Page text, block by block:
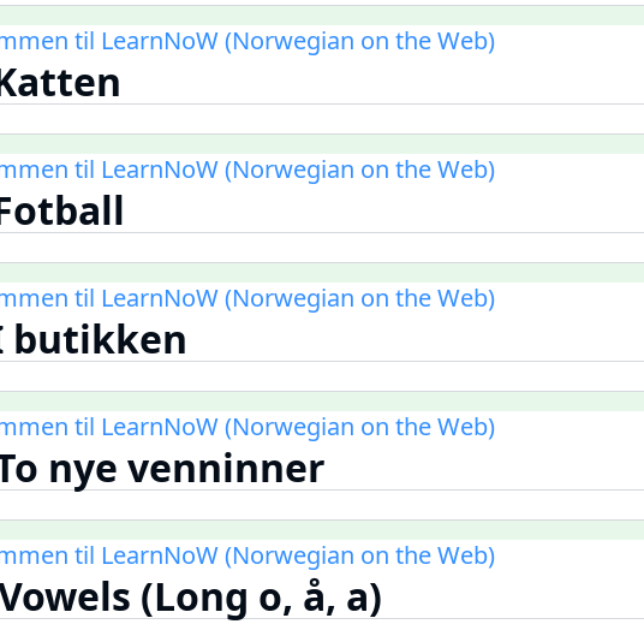
til LearnNoW (Norwegian on the Web)
til LearnNoW (Norwegian on the Web)
til LearnNoW (Norwegian on the Web)
butikken
til LearnNoW (Norwegian on the Web)
nye venninner
til LearnNoW (Norwegian on the Web)
(Long o, å, a)